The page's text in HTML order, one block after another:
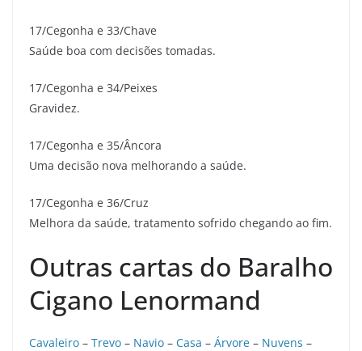
17/Cegonha e 33/Chave
Saúde boa com decisões tomadas.
17/Cegonha e 34/Peixes
Gravidez.
17/Cegonha e 35/Âncora
Uma decisão nova melhorando a saúde.
17/Cegonha e 36/Cruz
Melhora da saúde, tratamento sofrido chegando ao fim.
Outras cartas do Baralho
Cigano Lenormand
Cavaleiro – Trevo – Navio – Casa – Árvore – Nuvens –